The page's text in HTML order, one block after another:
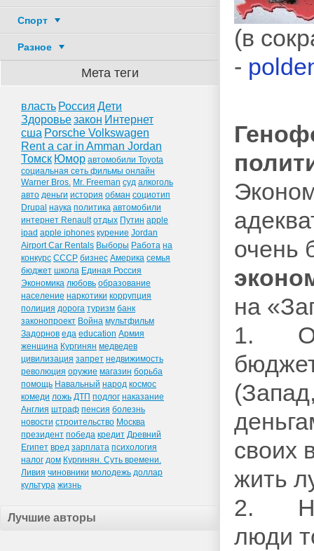
Спорт
Разное
Мета теги
власть Россия Дети
Здоровьезакон Интернет
сша Porsche Volkswagen
Rent a car in Amman Jordan
Томск Юмор автомобили Toyota
социальная сеть фильмы онлайн
Warner Bros. Mr. Freeman суд алкоголь
авто деньги история обман социотип
Drupal наука политика автомобили
интернет Renault отдых Путин apple
ipad apple iphones курение Jordan
Airport Car Rentals Выборы Работа на
конкурс СССР бизнес Америка семья
бюджет школа Единая Россия
Экономика любовь образование
население наркотики коррупция
полиция дорога туризм банк
законопроект Война мультфильм
Задорнов еда education Армия
женщина Кургинян медведев
цивилизация запрет недвижимость
революция оружие магазин борьба
помощь Навальный народ космос
комеди ложь ДТП подлог наказание
Англия штраф пенсия болезнь
новости строительство Москва
президент победа кредит Древний
Египет вред зарплата психология
налог дом Кургинян. Суть времени.
Ливия чиновники молодежь доллар
культура жизнь
Лучшие авторы
(в
-
очень
на
1.
своих
жить
2.
люди